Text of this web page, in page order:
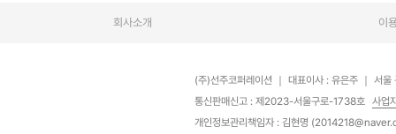
회사소개 이
(주)선주코퍼레이션 대표이사 : 유은주
서울
통신판매신고 : 제2023-서울구로-1738호 사업
개인정보관리책임자 : 김현명